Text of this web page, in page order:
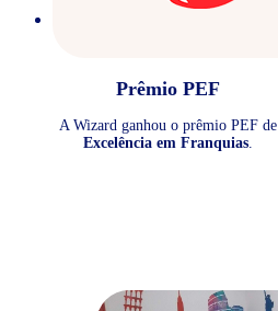
Prêmio PEF
A Wizard ganhou o prêmio PEF de
Excelência em Franquias.